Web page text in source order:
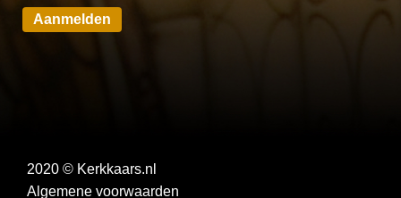
Aanmelden
2020 © Kerkkaars.nl
Algemene voorwaarden